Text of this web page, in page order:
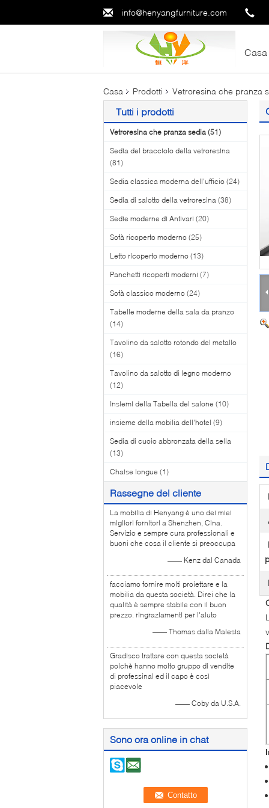
info@henyangfurniture.com
Casa
Casa Prodotti Vetroresina che pranza
Tutti i prodotti
Vetroresina che pranza sedia (51)
Sedia del bracciolo della vetroresina
(81)
Sedia classica moderna dell'ufficio (24)
Sedia di salotto della vetroresina (38)
Sedie moderne di Antivari (20)
Sofà ricoperto moderno (25)
Letto ricoperto moderno (13)
Panchetti ricoperti moderni (7)
Sofà classico moderno (24)
Tabelle moderne della sala da pranzo
(14)
Tavolino da salotto rotondo del metallo
(16)
Tavolino da salotto di legno moderno
(12)
Insiemi della Tabella del salone (10)
insieme della mobilia dell'hotel (9)
Sedia di cuoio abbronzata della sella
(13)
Chaise longue (1)
Rassegne del cliente
La mobilia di Henyang è uno dei miei
migliori fornitori a Shenzhen, Cina.
Servizio e sempre cura professionali e
buoni che cosa il cliente si preoccupa
—— Kenz dal Canada
facciamo fornire molti proiettare e la
mobilia da questa società. Direi che la
qualità è sempre stabile con il buon
prezzo. ringraziamenti per l'aiuto
—— Thomas dalla Malesia
Gradisco trattare con questa società
poichè hanno molto gruppo di vendite
di professinal ed il capo è così
piacevole
—— Coby da U.S.A.
Sono ora online in chat